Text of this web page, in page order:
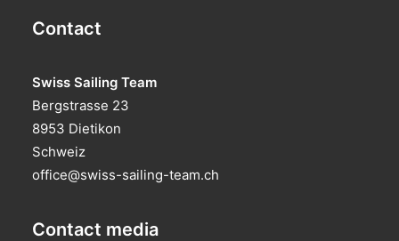
Contact
Swiss Sailing Team
Bergstrasse 23
8953 Dietikon
Schweiz
office@swiss-sailing-team.ch
Contact media